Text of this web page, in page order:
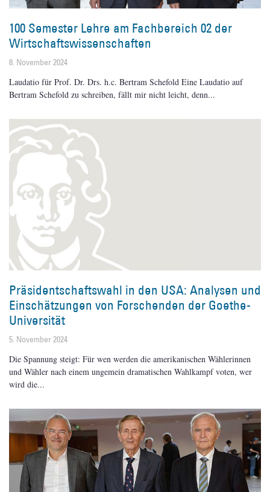
100 Semester Lehre am Fachbereich 02 der
Wirtschaftswissenschaften
8. November 2024
Laudatio für Prof. Dr. Drs. h.c. Bertram Schefold Eine Laudatio auf
Bertram Schefold zu schreiben, fällt mir nicht leicht, denn
Präsidentschaftswahl in den USA: Analysen und
Einschätzungen von Forschenden der Goethe-
Universität
5. November 2024
Die Spannung steigt: Für wen werden die amerikanischen Wählerinnen
und Wähler nach einem ungemein dramatischen Wahlkampf voten, wer
wird die